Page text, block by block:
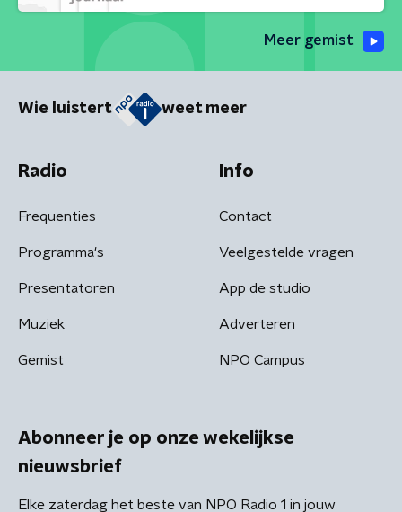
Meer gemist
Wie luistert weet meer
Radio
Frequenties
Programma's
Presentatoren
Muziek
Gemist
Info
Contact
Veelgestelde vragen
App de studio
Adverteren
NPO Campus
Abonneer je op onze wekelijkse
nieuwsbrief
Elke zaterdag het beste van NPO Radio 1 in jouw